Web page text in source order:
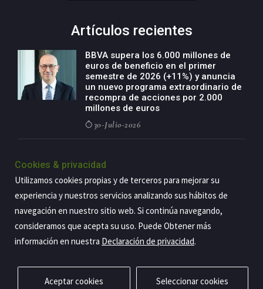
Artículos recientes
BBVA supera los 6.000 millones de
euros de beneficio en el primer
semestre de 2026 (+11%) y anuncia
un nuevo programa extraordinario de
recompra de acciones por 2.000
millones de euros
30-Julio-2026
negocio agro con un modelo global
de especialización presente en siete
países
29-Julio-2026
Privacidad Aviso legal Política de cookies Contacto RSS
Cookies & privacidad
Utilizamos cookies propias y de terceros para mejorar su
experiencia y nuestros servicios analizando sus hábitos de
navegación en nuestro sitio web. Si continúa navegando,
consideramos que acepta su uso. Puede Obtener más
información en nuestra Declaración de privacidad.
Aceptar cookies Seleccionar cookies